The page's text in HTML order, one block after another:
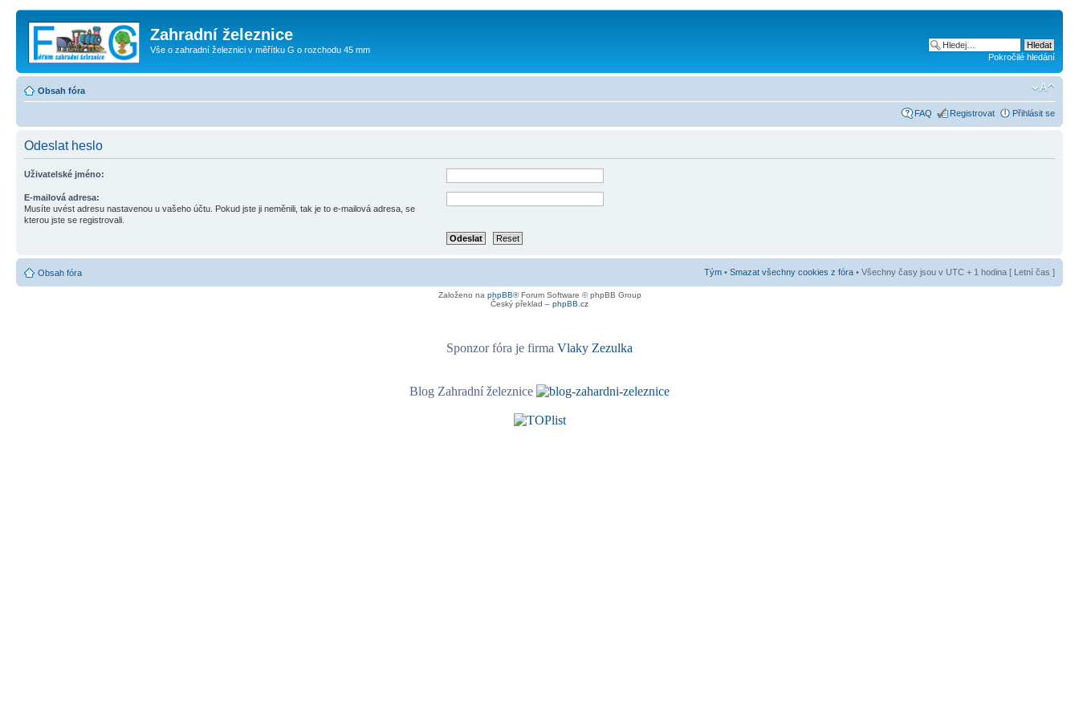
Zahradní železnice
Vše o zahradní železnici v měřítku G o rozchodu 45 mm
Pokročilé hledání
Obsah fóra
FAQ Registrovat Přihlásit se
Odeslat heslo
Uživatelské jméno:
E-mailová adresa:
Musíte uvést adresu nastavenou u vašeho účtu. Pokud jste ji neměnili, tak je to e-mailová adresa, se
kterou jste se registrovali.
Obsah fóra Tým • Smazat všechny cookies z fóra • Všechny časy jsou v UTC + 1 hodina [ Letní čas ]
Založeno na phpBB® Forum Software © phpBB Group
Český překlad – phpBB.cz
Sponzor fóra je firma Vlaky Zezulka
Blog Zahradní železnice